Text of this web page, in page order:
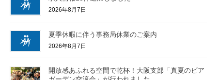
2026年8月7日
夏季休暇に伴う事務局休業のご案内
2026年8月7日
開放感あふれる空間で乾杯！大阪支部「真夏のビア